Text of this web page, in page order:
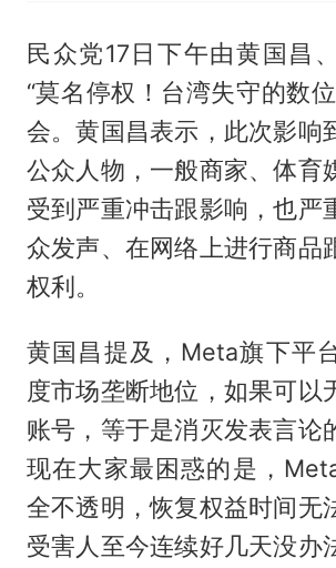
民众党17日下午由黄国昌
“莫名停权！台湾失守的数
会。黄国昌表示，此次影响
公众人物，一般商家、体育
受到严重冲击跟影响，也严
众发声、在网络上进行商品
权利。
黄国昌提及，Meta旗下平
度市场垄断地位，如果可以
账号，等于是消灭发表言论
现在大家最困惑的是，
全不透明，恢复权益时间无
受害人至今连续好几天没办